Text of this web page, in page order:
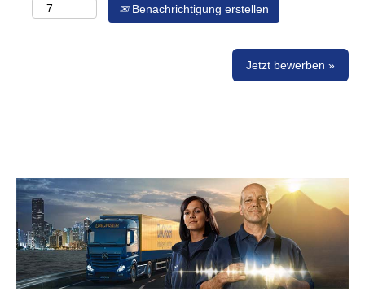
Benachrichtigung erstellen
Jetzt bewerben »